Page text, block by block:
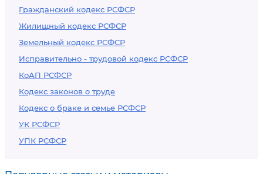
Гражданский кодекс РСФСР
Жилищный кодекс РСФСР
Земельный кодекс РСФСР
Исправительно - трудовой кодекс РСФСР
КоАП РСФСР
Кодекс законов о труде
Кодекс о браке и семье РСФСР
УК РСФСР
УПК РСФСР